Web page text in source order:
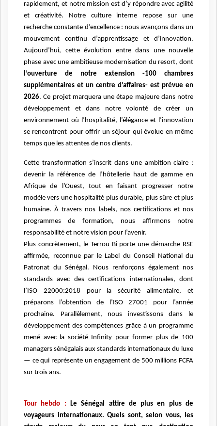
rapidement, et notre mission est d’y répondre avec agilité
et créativité. Notre culture interne repose sur une
recherche constante d’excellence : nous avançons dans un
mouvement continu d’apprentissage et d’innovation.
Aujourd’hui, cette évolution entre dans une nouvelle
phase avec une ambitieuse modernisation du resort, dont
l’ouverture de notre extension -100 chambres
supplémentaires et un centre d’affaires- est prévue en
2026. Ce projet marquera une étape majeure dans notre
développement et dans notre volonté de créer un
environnement où l’hospitalité, l’élégance et l’innovation
se rencontrent pour offrir un séjour qui évolue en même
temps que les attentes de nos clients.
Cette transformation s’inscrit dans une ambition claire :
devenir la référence de l’hôtellerie haut de gamme en
Afrique de l’Ouest, tout en faisant progresser notre
modèle vers une hospitalité plus durable, plus sûre et plus
humaine. À travers nos labels, nos certifications et nos
programmes de formation, nous affirmons notre
responsabilité et notre vision pour l’avenir.
Plus concrètement, le Terrou-Bi porte une démarche RSE
affirmée, reconnue par le Label du Conseil National du
Patronat du Sénégal. Nous renforçons également nos
standards avec des certifications internationales, dont
l’ISO 22000:2018 pour la sécurité alimentaire, et
préparons l’obtention de l’ISO 27001 pour l’année
prochaine. Parallèlement, nous investissons dans le
développement des compétences grâce à un programme
mené avec la société Infinity pour former plus de 100
managers sénégalais aux standards internationaux du luxe
— ce qui représente un engagement de 500 millions FCFA
sur trois ans.
Tour hebdo :
Le Sénégal attire de plus en plus de
voyageurs internationaux. Quels sont, selon vous, les